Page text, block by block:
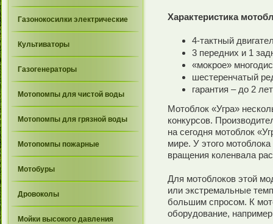
Газонокосилки электрические
Культиваторы
Газогенераторы
Мотопомпы для чистой воды
Мотопомпы для грязной воды
Мотопомпы пожарные
Мотобуры
Дровоколы
Мойки высокого давления
Характеристика
4-тактный
3 передних и 1
«мокрое»
шестеренчатый
гарантия – до 2 лет
Мотоблок «Угра»
конкурсов.
на сегодня мотоблок
мире. У этого
вращения коленвала
Для мотоблоков этой
или экстремальные
большим спросом. К
оборудование,